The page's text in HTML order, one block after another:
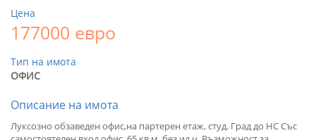
Цена
177000 евро
Тип на имота
ОФИС
Описание на имота
Луксозно обзаведен офис,на партерен етаж, студ. Град до НС Със